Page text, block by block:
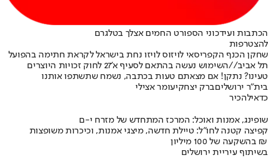
הכתבות ועידכוני הספורט החמים אצלך בטלגרם
להצטרפות
שחקן הכנף הקפריסאי לויזוס לויזו נחת בישראל לקראת חתימה בהפועל
תל אביב//השימוש נעשה בהתאם לסעיף א'27 לחוק זכויות היוצרים
טעינו? נתקן! אם מצאתם טעות בכתבה, נשמח שתשתפו אותנו
בית"ר ירושליםברק יצחקיעומר אצילי
כדאילהכיר
שופינג, אמנות ואוכל: המרכז המתחדש של מזרח י-ם
קפיצה קטנה לחו"ל: טיילת חדשה, מיצגי אמנות, וכיכרות משופצות
בהשקעה של 100 מיליון ₪
בשיתוף עיריית ירושלים